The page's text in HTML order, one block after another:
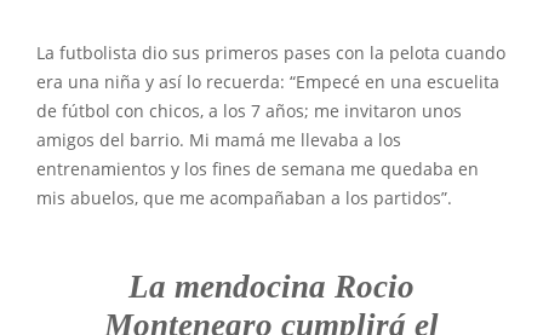
La futbolista dio sus primeros pases con la pelota cuando
era una niña y así lo recuerda: “Empecé en una escuelita
de fútbol con chicos, a los 7 años; me invitaron unos
amigos del barrio. Mi mamá me llevaba a los
entrenamientos y los fines de semana me quedaba en
mis abuelos, que me acompañaban a los partidos”.
La mendocina Rocio
Montenegro cumplirá el